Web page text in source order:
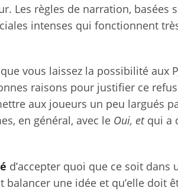
Les règles de narration, basées
intenses qui fonctionnent
vous laissez la possibilité aux
raisons pour justifier ce
aux joueurs un peu largués
en général, avec le Oui, etqui a
d’accepter quoi que ce soit dans
balancer une idée et qu’elle doit